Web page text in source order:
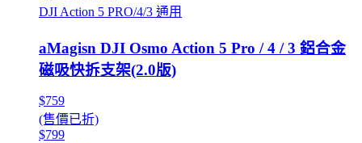
DJI Action 5 PRO/4/3 通用
aMagisn DJI Osmo Action 5 Pro / 4 / 3 鋁合金
磁吸快拆支架(2.0版)
$759
(售價已折)
$799